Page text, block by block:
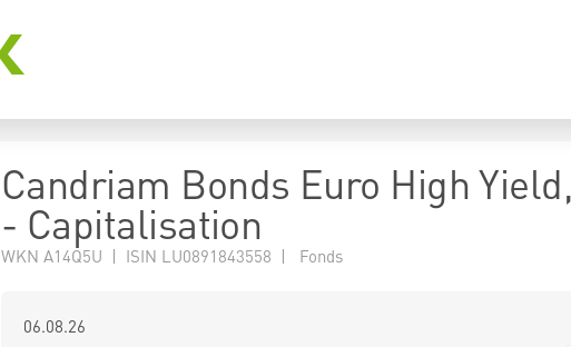
Candriam Bonds Euro High
- Capitalisation
WKN A14Q5U | ISIN LU0891843558 | Fonds
06.08.26